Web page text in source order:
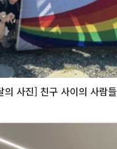
사진] 친구 사이의 사람들